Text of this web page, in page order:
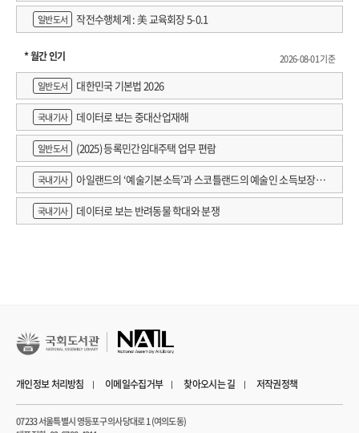
일반도서 작전수행체계 : 美 교육회장 5-0.1
* 월간 인기
2026-08-01 기준
일반도서
대한민국 기본법 2026
국내기사 데이터로 보는 중대산업재해
일반도서 (2025) 등록민간임대주택 업무 편람
국내기사
아일랜드의 ‘예술기본소득’과 스코틀랜드의 예술인 소득보장정
책 논의
국내기사 데이터로 보는 반려동물 학대와 분쟁
개인정보 처리방침 이메일수집거부 찾아오시는 길 저작권정책
07233 서울특별시 영등포구 의사당대로 1 (여의도동)